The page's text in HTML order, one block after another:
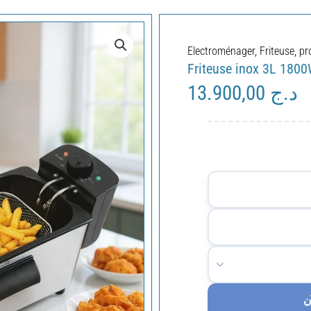
Electroménager, Friteuse,
Friteuse inox 3L
د.ج